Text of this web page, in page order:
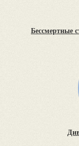
Бессмертные